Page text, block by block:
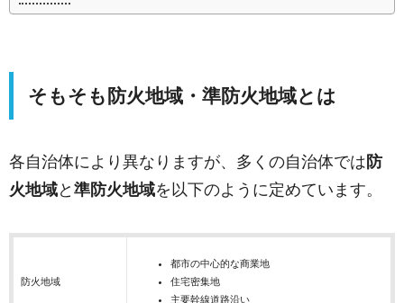
そもそも防火地域・準防火地域とは
各自治体により異なりますが、多くの自治体では 防
火地域と 準防火地域を以下のように定めています。
防火地域
都市の中心的な商業地
住宅密集地
主要幹線道路沿い